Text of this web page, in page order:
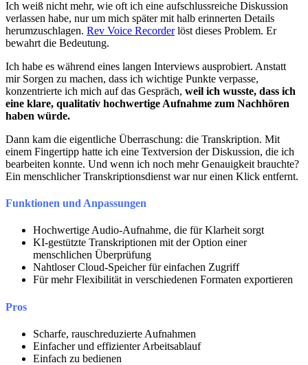
Ich weiß nicht mehr, wie oft ich eine aufschlussreiche Diskussion
verlassen habe, nur um mich später mit halb erinnerten Details
herumzuschlagen. Rev Voice Recorderlöst dieses Problem. Er
bewahrt die Bedeutung.
Ich habe es während eines langen Interviews ausprobiert. Anstatt
mir Sorgen zu machen, dass ich wichtige Punkte verpasse,
konzentrierte ich mich auf das Gespräch, weil ich wusste, dass ich
eine klare, qualitativ hochwertige Aufnahme zum Nachhören
haben würde.
Dann kam die eigentliche Überraschung: die Transkription. Mit
einem Fingertipp hatte ich eine Textversion der Diskussion, die ich
bearbeiten konnte. Und wenn ich noch mehr Genauigkeit brauchte?
Ein menschlicher Transkriptionsdienst war nur einen Klick entfernt.
Funktionen und Anpassungen
Hochwertige Audio-Aufnahme, die für Klarheit sorgt
KI-gestützte Transkriptionen mit der Option einer
menschlichen Überprüfung
Nahtloser Cloud-Speicher für einfachen Zugriff
Für mehr Flexibilität in verschiedenen Formaten exportieren
Pros
Scharfe, rauschreduzierte Aufnahmen
Einfacher und effizienter Arbeitsablauf
Einfach zu bedienen